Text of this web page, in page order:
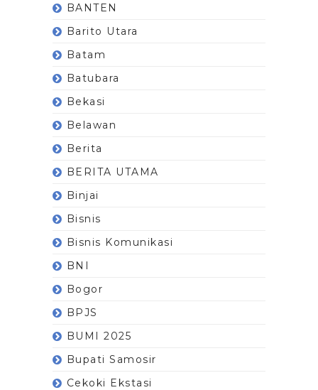
BANTEN
Barito Utara
Batam
Batubara
Bekasi
Belawan
Berita
BERITA UTAMA
Binjai
Bisnis
Bisnis Komunikasi
BNI
Bogor
BPJS
BUMI 2025
Bupati Samosir
Cekoki Ekstasi